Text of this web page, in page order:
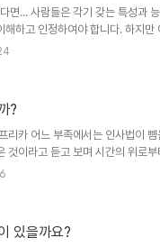
론 나의 불행입니다. 더불어 이러
면... 사람들은 각기 갖는 특성과
하고 인정하여야 합니다. 하지만
게 망각해 버리죠... 그리고 이것
의 신"과 같은 일들이 이 사회에
이라고 할 수 있겠지만, 대부분 경
?
리카 어느 부족에서는 인사법이
것이라고 듣고 보며 시간의 위로
아주 당연한 것이라 생각해왔기
종교를 믿게 됩니다. 그 속엔 의심
있을까요?